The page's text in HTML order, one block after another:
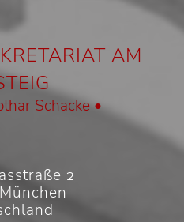
AM
Schacke •
2